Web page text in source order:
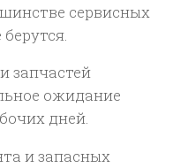
сервисных
запчастей
ожидание
дней.
и запасных